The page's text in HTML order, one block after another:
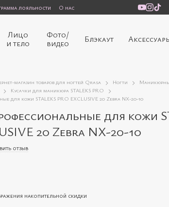
лояльности О нас
Лицо
и тело
Фото/
видео
Блэкаут
магазин товаров для ногтей Qrasa Ногти
Кусачки для маникюра STALEKS PRO
для кожи STALEKS PRO EXCLUSIVE 20 Zebra NX-20-10
для кожи
20 Zebra NX-20-10
отзыв
накопительной скидки